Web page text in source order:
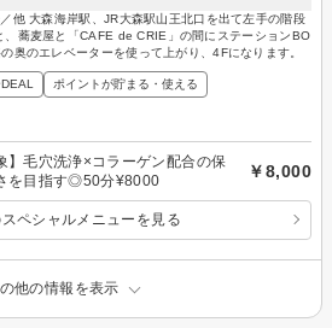
他 大森海岸駅、JR大森駅山王北口を出て左手の階段
、蕎麦屋と「CAFE de CRIE」の間にステーションBO
奥のエレベーターを使って上がり、4Fになります。
ポイントが貯まる・使える
】毛穴洗浄×コラーゲン配合の保
を目指す◎50分¥8000
￥8,000
ペシャルメニューを見る
他の情報を表示